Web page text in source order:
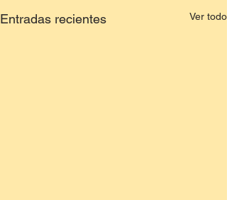
Entradas recientes Ver todo